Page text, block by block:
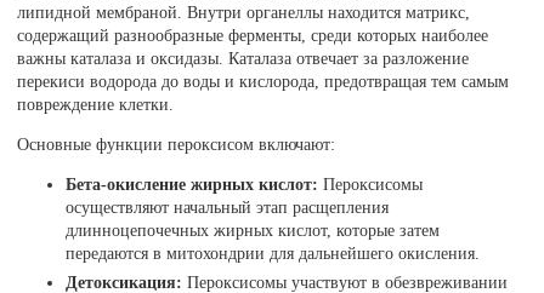
липидной мембраной. Внутри органеллы находится матрикс,
содержащий разнообразные ферменты, среди которых наиболее
важны каталаза и оксидазы. Каталаза отвечает за разложение
перекиси водорода до воды и кислорода, предотвращая тем самым
повреждение клетки.
Основные функции пероксисом включают:
Бета-окисление жирных кислот: Пероксисомы
осуществляют начальный этап расщепления
длинноцепочечных жирных кислот, которые затем
передаются в митохондрии для дальнейшего окисления.
Детоксикация: Пероксисомы участвуют в обезвреживании